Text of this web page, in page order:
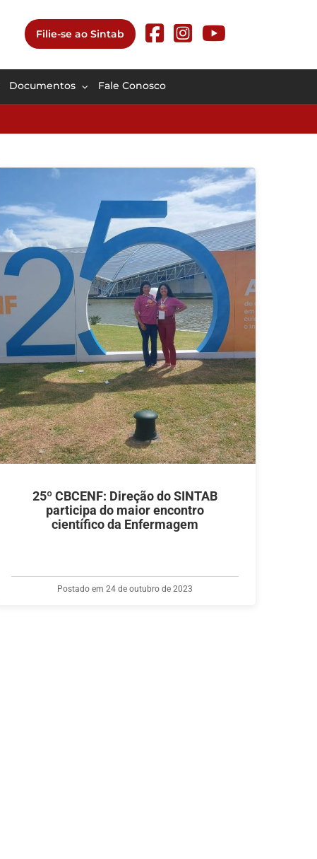
Filie-se ao Sintab
Documentos Fale Conosco
25º CBCENF: Direção do SINTAB
participa do maior encontro
científico da Enfermagem
Postado em 24 de outubro de 2023